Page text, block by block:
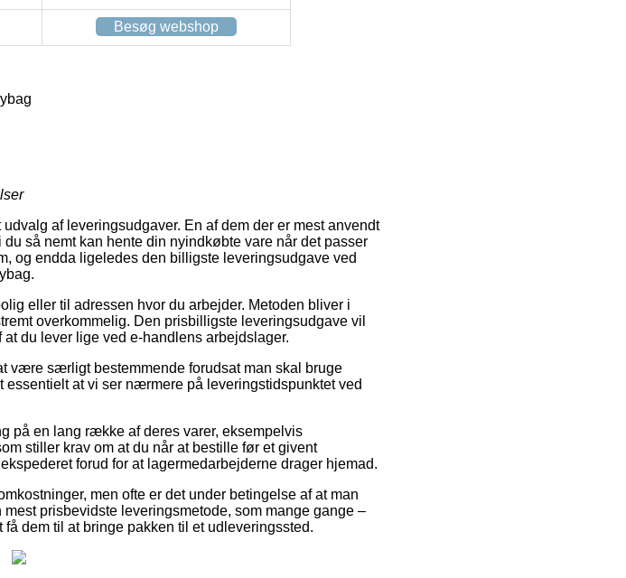
Besøg webshop
af leveringsudgaver. En af dem der er mest anvendt
så nemt kan hente din nyindkøbte vare når det passer
og endda ligeledes den billigste leveringsudgave ved
eller til adressen hvor du arbejder. Metoden bliver i
overkommelig. Den prisbilligste leveringsudgave vil
du lever lige ved e-handlens arbejdslager.
være særligt bestemmende forudsat man skal bruge
at vi ser nærmere på leveringstidspunktet ved
på en lang række af deres varer, eksempelvis
stiller krav om at du når at bestille før et givent
forud for at lagermedarbejderne drager hjemad.
men ofte er det under betingelse af at man
prisbevidste leveringsmetode, som mange gange –
dem til at bringe pakken til et udleveringssted.